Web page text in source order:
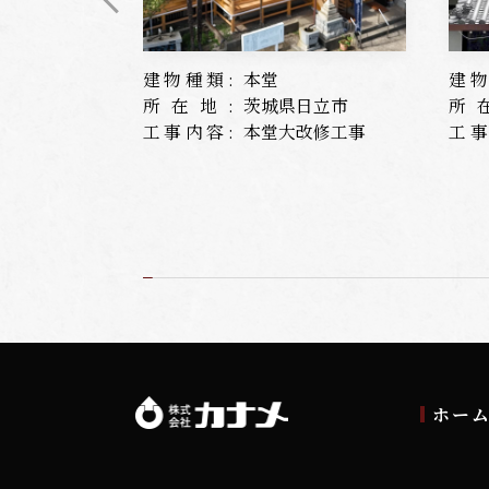
建物種類: 本堂
所在地: 茨城県日立市
工事内容: 本堂大改修工事
建
所
工
ホー